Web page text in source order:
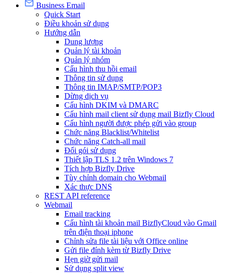
Business Email
Quick Start
Điều khoản sử dụng
Hướng dẫn
Dung lượng
Quản lý tài khoản
Quản lý nhóm
Cấu hình thu hồi email
Thông tin sử dụng
Thông tin IMAP/SMTP/POP3
Dừng dịch vụ
Cấu hình DKIM và DMARC
Cấu hình mail client sử dụng mail Bizfly Cloud
Cấu hình người được phép gửi vào group
Chức năng Blacklist/Whitelist
Chức năng Catch-all mail
Đổi gói sử dụng
Thiết lập TLS 1.2 trên Windows 7
Tích hợp Bizfly Drive
Tùy chỉnh domain cho Webmail
Xác thực DNS
REST API reference
Webmail
Email tracking
Cấu hình tài khoản mail BizflyCloud vào Gmail
trên điện thoại iphone
Chỉnh sửa file tài liệu với Office online
Gửi file đính kèm từ Bizfly Drive
Hẹn giờ gửi mail
Sử dụng split view